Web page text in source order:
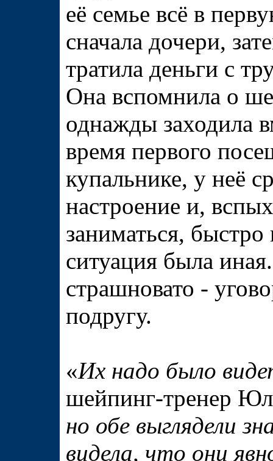
её семье всё в
сначала дочери,
тратила деньги с
Она вспомнила о
однажды заходила
время первого
купальнике, у неё
настроение и,
заниматься,
ситуация была
страшновато -
подругу.
«Их надо было
шейпинг-тренер
но обе выглядели
видела, что они